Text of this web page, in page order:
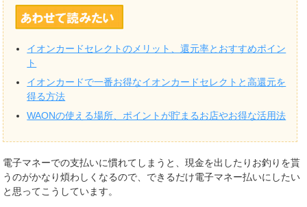
イオンカードセレクトのメリット、還元率とおすすめポイン
ト
イオンカードで一番お得なイオンカードセレクトと高還元を
得る方法
WAONの使える場所、ポイントが貯まるお店やお得な活用法
電子マネーでの支払いに慣れてしまうと、現金を出したりお釣りを貰
うのがかなり煩わしくなるので、できるだけ電子マネー払いにしたい
と思ってこうしています。